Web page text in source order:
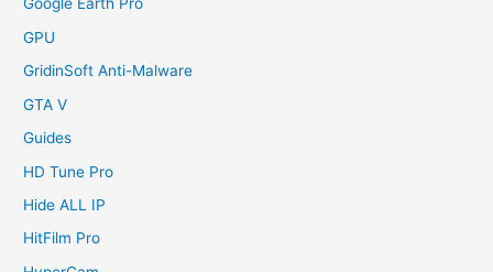
Google Earth Pro
GPU
GridinSoft Anti-Malware
GTA V
Guides
HD Tune Pro
Hide ALL IP
HitFilm Pro